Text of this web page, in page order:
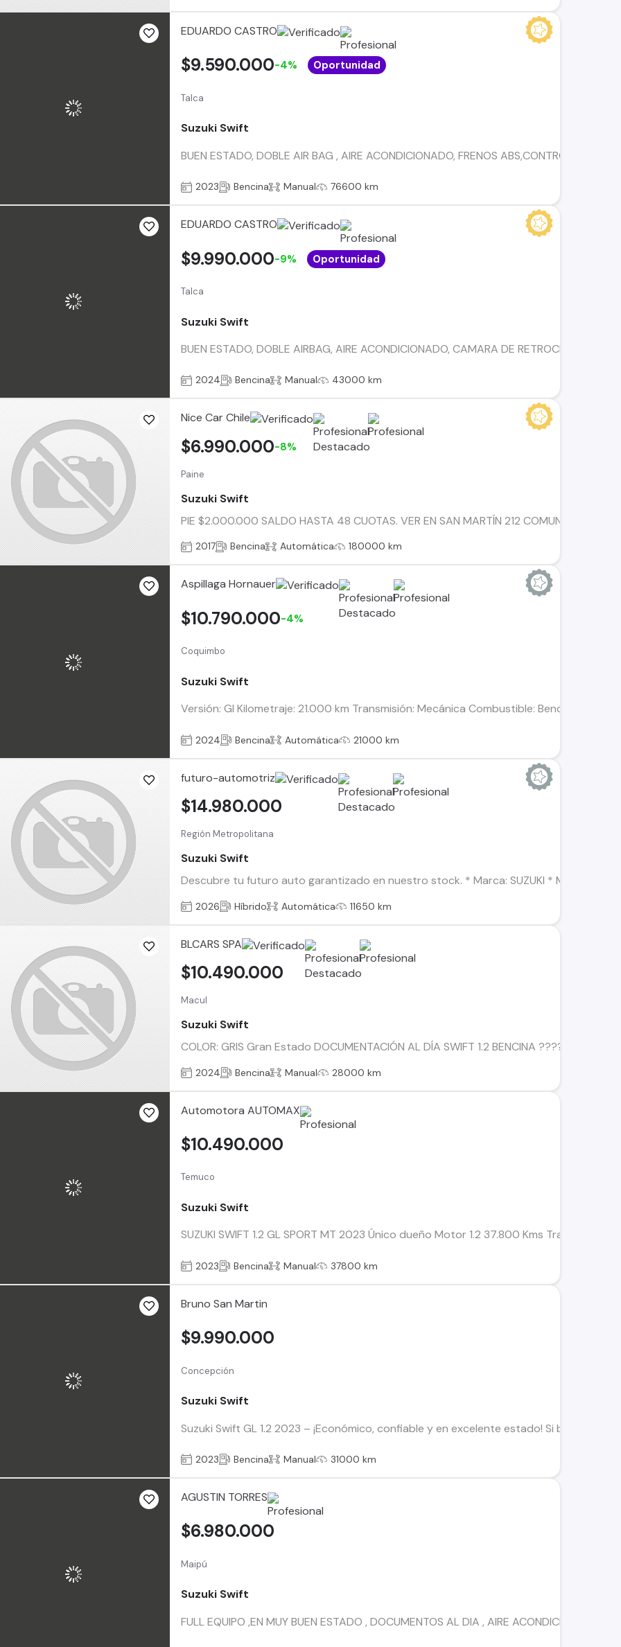
EDUARDO CASTRO
Talca
Suzuki Swift
BUEN ESTADO, DOBLE AIR BAG , AIRE ACONDICIONADO, FRENOS ABS,CONTROL DE
$9.590.000-4% Oportunidad
2023 Bencina Manual 76600 km
EDUARDO CASTRO
Talca
Suzuki Swift
BUEN ESTADO, DOBLE AIRBAG, AIRE ACONDICIONADO, CAMARA DE RETROCESO,
$9.990.000-9% Oportunidad
2024 Bencina Manual 43000 km
Nice Car Chile
Paine
Suzuki Swift
PIE $2.000.000 SALDO HASTA 48 CUOTAS. VER EN SAN MARTÍN 212 COMUNA DE
$6.990.000-8%
2017 Bencina Automática 180000 km
Aspillaga Hornauer
Coquimbo
Suzuki Swift
Versión: Gl Kilometraje: 21.000 km Transmisión: Mecánica Combustible: Bencina
$10.790.000-4%
2024 Bencina Automática 21000 km
futuro-automotriz
Región Metropolitana
Suzuki Swift
Descubre tu futuro auto garantizado en nuestro stock. * Marca: SUZUKI * Modelo:
$14.980.000
2026 Híbrido Automática 11650 km
BLCARS SPA
Macul
Suzuki Swift
COLOR: GRIS Gran Estado DOCUMENTACIÓN AL DÍA SWIFT 1.2 BENCINA
$10.490.000
2024 Bencina Manual 28000 km
Automotora AUTOMAX
Temuco
Suzuki Swift
SUZUKI SWIFT 1.2 GL SPORT MT 2023 Único dueño Motor 1.2 37.800 Kms
$10.490.000
2023 Bencina Manual 37800 km
Bruno San Martin
Concepción
Suzuki Swift
Suzuki Swift GL 1.2 2023 – ¡Económico, confiable y en excelente estado! Si buscas
$9.990.000
2023 Bencina Manual 31000 km
AGUSTIN TORRES
Maipú
Suzuki Swift
FULL EQUIPO ,EN MUY BUEN ESTADO , DOCUMENTOS AL DIA , AIRE ACONDICIONADO,
$6.980.000